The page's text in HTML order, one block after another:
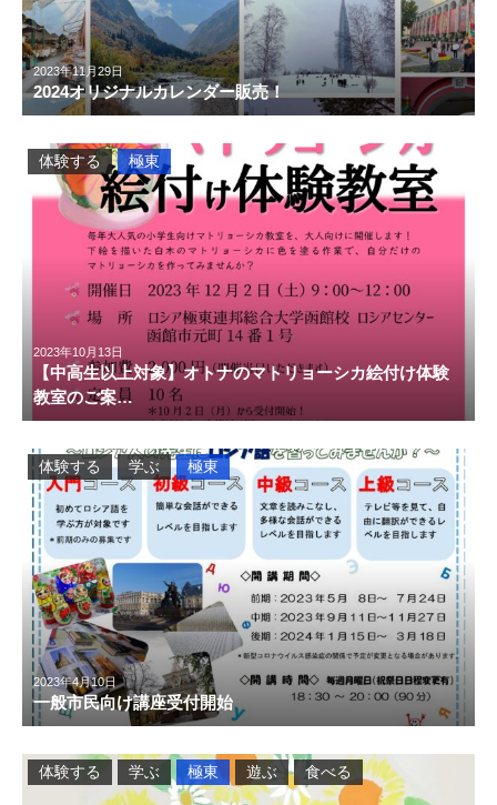
2023年11月29日
2024オリジナルカレンダー販売！
2023年10月13日
【中高生以上対象】オトナのマトリョーシカ絵付け体験
教室のご案…
体験する 極東
2023年4月10日
一般市民向け講座受付開始
体験する 学ぶ 極東
体験する 学ぶ 極東 遊ぶ 食べる